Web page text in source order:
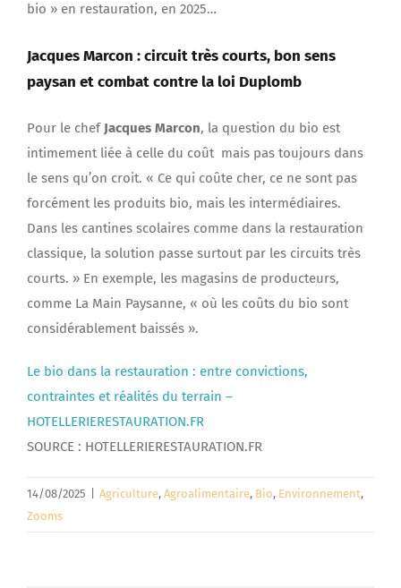
bio » en restauration, en 2025…
Jacques Marcon : circuit très courts, bon sens
paysan et combat contre la loi Duplomb
Pour le chef Jacques Marcon, la question du bio est
intimement liée à celle du coût mais pas toujours dans
le sens qu’on croit. « Ce qui coûte cher, ce ne sont pas
forcément les produits bio, mais les intermédiaires.
Dans les cantines scolaires comme dans la restauration
classique, la solution passe surtout par les circuits très
courts. » En exemple, les magasins de producteurs,
comme La Main Paysanne, « où les coûts du bio sont
considérablement baissés ».
Le bio dans la restauration : entre convictions,
contraintes et réalités du terrain –
HOTELLERIERESTAURATION.FR
SOURCE : HOTELLERIERESTAURATION.FR
14/08/2025 Agriculture, Agroalimentaire, Bio, Environnement,
Zooms